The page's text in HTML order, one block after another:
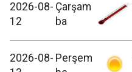
2026-08-
12
Çarşam
ba
2026-08- Perşem